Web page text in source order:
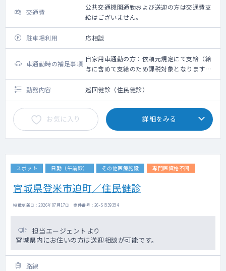
交通費
公共交通機関通勤および送迎の方は交通費支
給はございません。
駐車場利用 応相談
車通勤時の補足事項
自家用車通勤の方：依頼元規定にて支給（給
与に含めて支給のため課税対象となります。
備考欄参照ください）
勤務内容
巡回健診（住民健診）
お気に入り 詳細をみる
スポット 日勤（午前診） その他医療施設 専門医資格不問
宮城県登米市迫町／住民健診
掲載更新日 : 2026年07月17日 案件番号 : 26-SI539354
担当エージェントより
宮城県内にお住いの方は送迎相談が可能です。
路線